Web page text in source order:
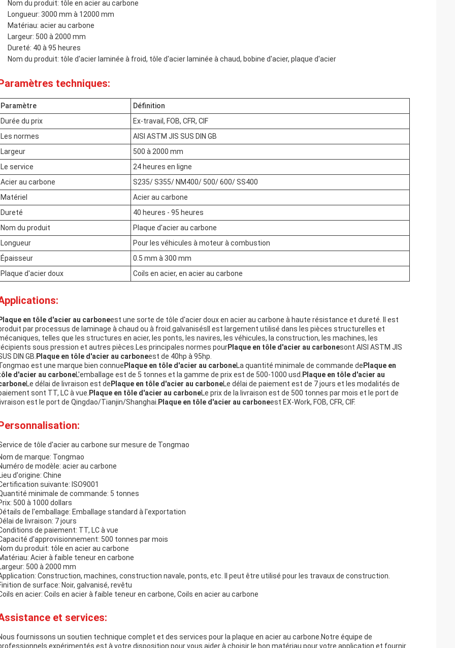
Nom du produit: tôle en acier au carbone
Longueur: 3000 mm à 12000 mm
Matériau: acier au carbone
Largeur: 500 à 2000 mm
Dureté: 40 à 95 heures
Nom du produit: tôle d'acier laminée à froid, tôle d'acier laminée à chaud, bobine d'acier, plaque d'acier
techniques:
Paramètre
Définition
Durée du prix
Ex-travail, FOB, CFR, CIF
Les normes
AISI ASTM JIS SUS DIN GB
Largeur
500 à 2000 mm
Le service
24 heures en ligne
Acier au carbone
S235/ S355/ NM400/ 500/ 600/ SS400
Matériel
Acier au carbone
Dureté
40 heures - 95 heures
Nom du produit
Plaque d'acier au carbone
Longueur
Pour les véhicules à moteur à combustion
Épaisseur
0.5 mm à 300 mm
Plaque d'acier doux
Coils en acier, en acier au carbone
en tôle d'acier au carboneest une sorte de tôle d'acier doux en acier au carbone à haute résistance et dureté. Il est
par processus de laminage à chaud ou à froid.galvanisésIl est largement utilisé dans les pièces structurelles et
telles que les structures en acier, les ponts, les navires, les véhicules, la construction, les machines, les
sous pression et autres pièces.Les principales normes pourPlaque en tôle d'acier au carbonesont AISI ASTM JIS
DIN GB. Plaque en tôle d'acier au carboneest de 40hp à 95hp.
est une marque bien connue Plaque en tôle d'acier au carboneLa quantité minimale de commande de Plaque en
d'acier au carboneL'emballage est de 5 tonnes et la gamme de prix est de 500-1000 usd. Plaque en tôle d'acier au
Le délai de livraison est de Plaque en tôle d'acier au carboneLe délai de paiement est de 7 jours et les modalités de
sont TT, LC à vue. Plaque en tôle d'acier au carboneLe prix de la livraison est de 500 tonnes par mois et le port de
est le port de Qingdao/Tianjin/Shanghai. Plaque en tôle d'acier au carboneest EX-Work, FOB, CFR, CIF.
de tôle d'acier au carbone sur mesure de Tongmao
de marque: Tongmao
de modèle: acier au carbone
d'origine: Chine
suivante: ISO9001
minimale de commande: 5 tonnes
500 à 1000 dollars
de l'emballage: Emballage standard à l'exportation
de livraison: 7 jours
de paiement: TT, LC à vue
d'approvisionnement: 500 tonnes par mois
du produit: tôle en acier au carbone
Acier à faible teneur en carbone
500 à 2000 mm
Construction, machines, construction navale, ponts, etc. Il peut être utilisé pour les travaux de construction.
de surface: Noir, galvanisé, revêtu
en acier: Coils en acier à faible teneur en carbone, Coils en acier au carbone
et services:
fournissons un soutien technique complet et des services pour la plaque en acier au carbone.Notre équipe de
expérimentés est à votre disposition pour vous aider à choisir le bon matériau pour votre application et fournir